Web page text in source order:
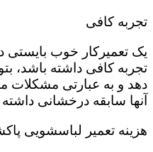
تجربه کافی
یک تعمیرکار خوب بایستی
تجربه کافی داشته باشد،
دهد و به عبارتی مشکلات
آنها سابقه درخشانی
هزینه تعمیر لباسشویی